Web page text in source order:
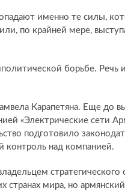
именно те силы,
по крайней мере,
борьбе.
Карапетяна. Еще до
«Электрические сети
подготовило
контроль над компанией.
странах мира, но